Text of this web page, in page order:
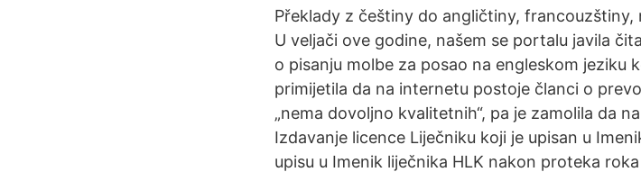
Překlady z češtiny do angličtiny,
U veljači ove godine, našem se portalu javila
o pisanju molbe za posao na engleskom jeziku
primijetila da na internetu postoje članci o
„nema dovoljno kvalitetnih“, pa je zamolila da
Izdavanje licence Liječniku koji je upisan u
upisu u Imenik liječnika HLK nakon proteka